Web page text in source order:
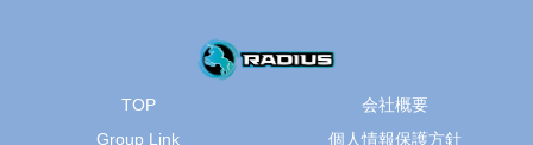
TOP
会社概要
Group Link
個人情報保護方針